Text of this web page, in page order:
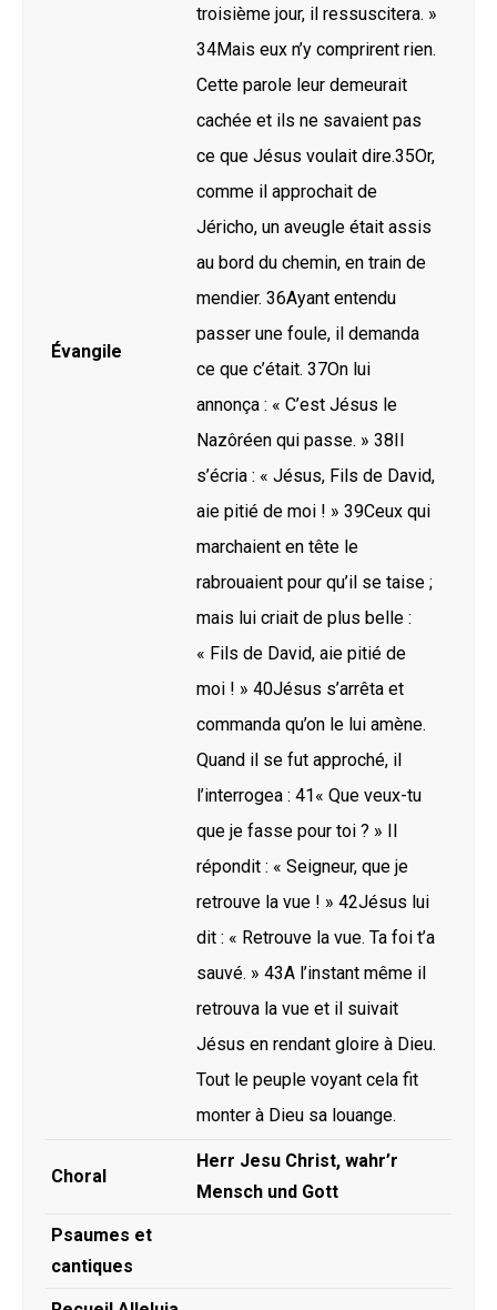
Évangile
troisième jour, il ressuscitera. »
34Mais eux n’y comprirent rien.
Cette parole leur demeurait
cachée et ils ne savaient pas
ce que Jésus voulait dire.35Or,
comme il approchait de
Jéricho, un aveugle était assis
au bord du chemin, en train de
mendier. 36Ayant entendu
passer une foule, il demanda
ce que c’était. 37On lui
annonça : « C’est Jésus le
Nazôréen qui passe. » 38Il
s’écria : « Jésus, Fils de David,
aie pitié de moi ! » 39Ceux qui
marchaient en tête le
rabrouaient pour qu’il se taise ;
mais lui criait de plus belle :
« Fils de David, aie pitié de
moi ! » 40Jésus s’arrêta et
commanda qu’on le lui amène.
Quand il se fut approché, il
l’interrogea : 41« Que veux-tu
que je fasse pour toi ? » Il
répondit : « Seigneur, que je
retrouve la vue ! » 42Jésus lui
dit : « Retrouve la vue. Ta foi t’a
sauvé. » 43A l’instant même il
retrouva la vue et il suivait
Jésus en rendant gloire à Dieu.
Tout le peuple voyant cela fit
monter à Dieu sa louange.
Choral
Herr Jesu Christ, wahr’r
Mensch und Gott
Psaumes et
cantiques